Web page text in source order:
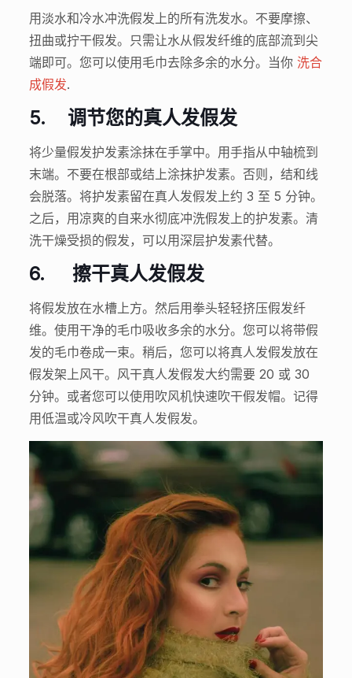
用淡水和冷水冲洗假发上的所有洗发水。不要摩擦、
扭曲或拧干假发。只需让水从假发纤维的底部流到尖
端即可。您可以使用毛巾去除多余的水分。当你 洗合
成假发.
5. 调节您的真人发假发
将少量假发护发素涂抹在手掌中。用手指从中轴梳到
末端。不要在根部或结上涂抹护发素。否则，结和线
会脱落。将护发素留在真人发假发上约 3 至 5 分钟。
之后，用凉爽的自来水彻底冲洗假发上的护发素。清
洗干燥受损的假发，可以用深层护发素代替。
6. 擦干真人发假发
将假发放在水槽上方。然后用拳头轻轻挤压假发纤
维。使用干净的毛巾吸收多余的水分。您可以将带假
发的毛巾卷成一束。稍后，您可以将真人发假发放在
假发架上风干。风干真人发假发大约需要 20 或 30
分钟。或者您可以使用吹风机快速吹干假发帽。记得
用低温或冷风吹干真人发假发。